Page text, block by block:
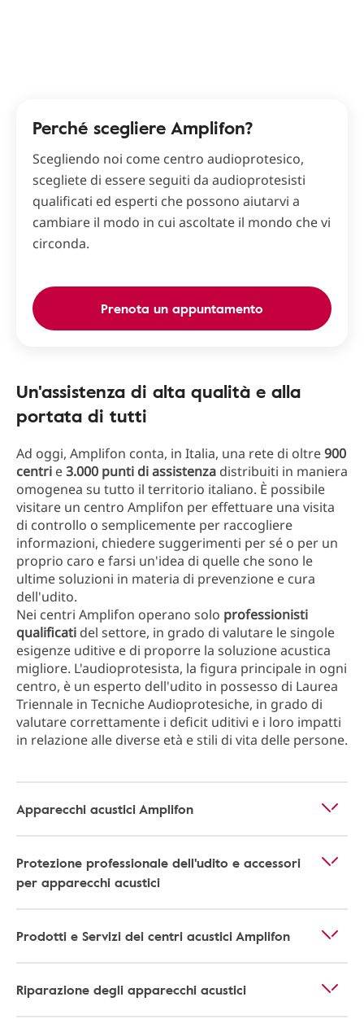
Perché scegliere Amplifon?
Scegliendo noi come centro audioprotesico,
scegliete di essere seguiti da audioprotesisti
qualificati ed esperti che possono aiutarvi a
cambiare il modo in cui ascoltate il mondo che vi
circonda.
Prenota un appuntamento
Un'assistenza di alta qualità e alla
portata di tutti
Ad oggi, Amplifon conta, in Italia, una rete di oltre900
centri e3.000 punti di assistenza distribuiti in maniera
omogenea su tutto il territorio italiano. È possibile
visitare un centro Amplifon per effettuare una visita
di controllo o semplicemente per raccogliere
informazioni, chiedere suggerimenti per sé o per un
proprio caro e farsi un'idea di quelle che sono le
ultime soluzioni in materia di prevenzione e cura
dell'udito.
Nei centri Amplifon operano solo professionisti
qualificati del settore, in grado di valutare le singole
esigenze uditive e di proporre la soluzione acustica
migliore. L'audioprotesista, la figura principale in ogni
centro, è un esperto dell'udito in possesso di Laurea
Triennale in Tecniche Audioprotesiche, in grado di
valutare correttamente i deficit uditivi e i loro impatti
in relazione alle diverse età e stili di vita delle persone.
Apparecchi acustici Amplifon
Protezione professionale dell'udito e accessori
per apparecchi acustici
Prodotti e Servizi dei centri acustici Amplifon
Riparazione degli apparecchi acustici